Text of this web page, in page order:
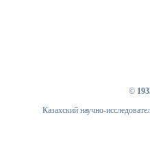
©
Казахский научно-